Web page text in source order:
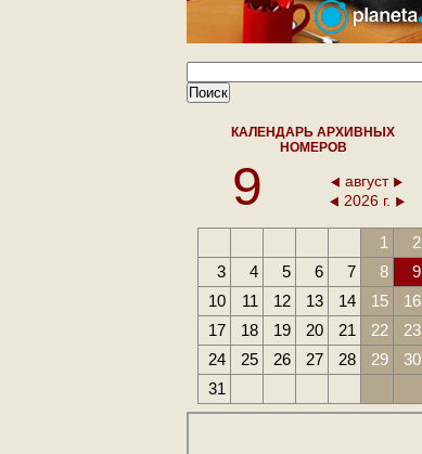
КАЛЕНДАРЬ АРХИВНЫХ
НОМЕРОВ
9
август
2026 г.
1
2
3
4 5 6 7 8
9
10
11 12 13 14 15
16
17
18 19 20 21 22
23
24
25 26 27 28 29
30
31